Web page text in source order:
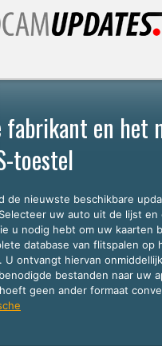
Klanten
fabrikant en het
toestel
de nieuwste beschikbare
uw auto uit de lijst en
u nodig hebt om uw kaarten
database van flitspalen op
U ontvangt hiervan
bestanden naar uw
geen ander formaat